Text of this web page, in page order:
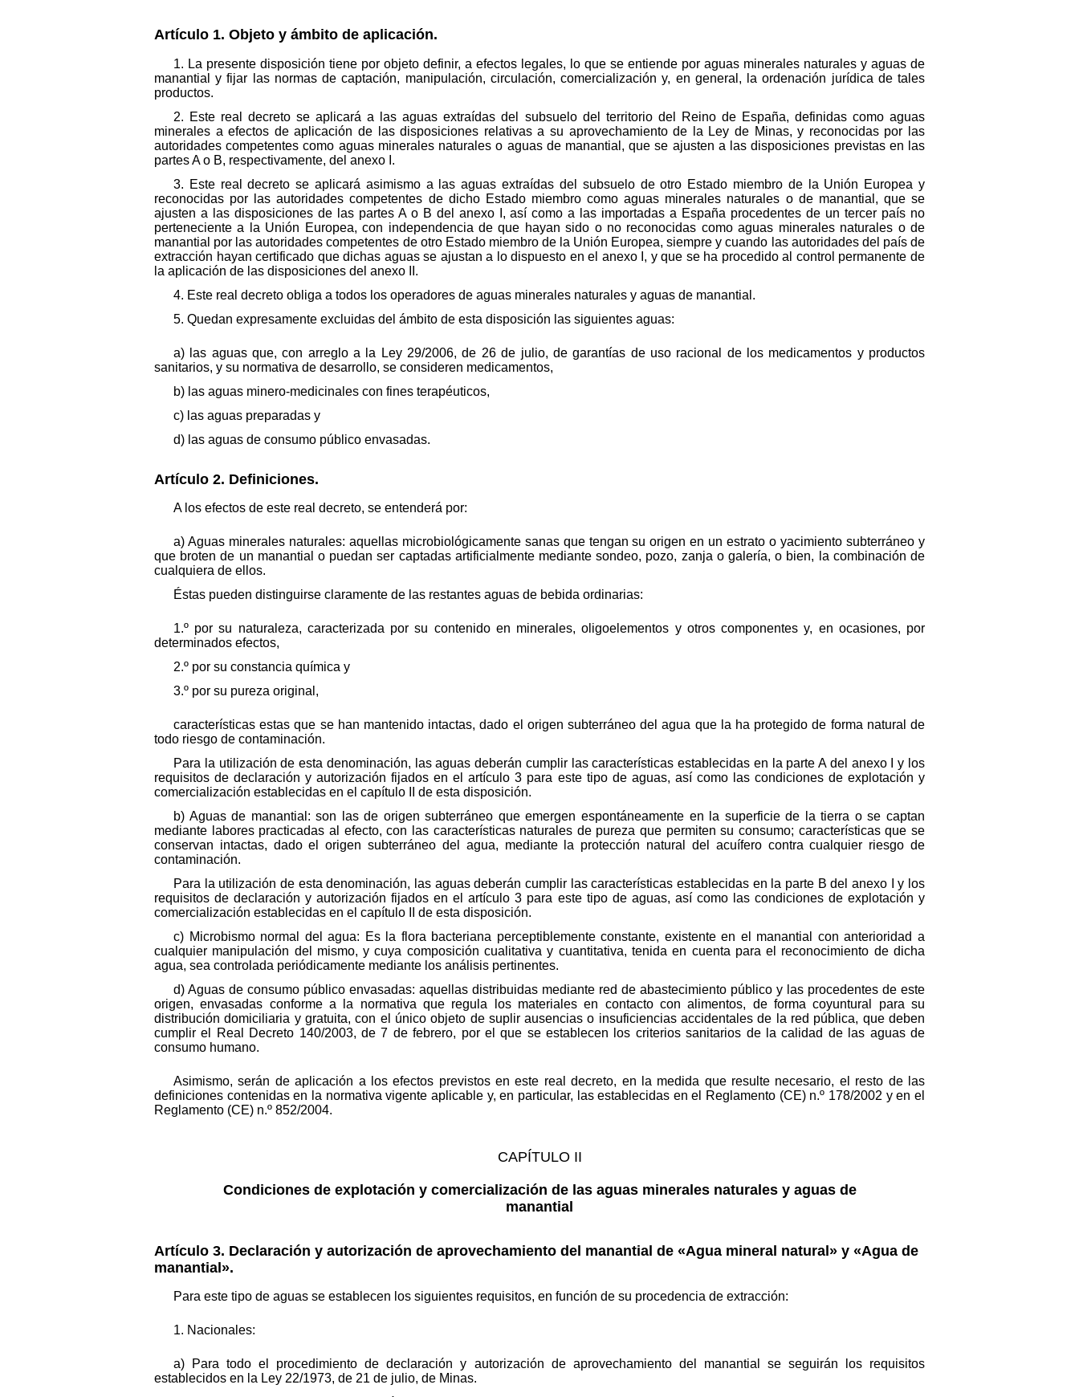
Artículo 1. Objeto y ámbito de aplicación.
1. La presente disposición tiene por objeto definir, a efectos legales, lo que se entiende por aguas minerales naturales y aguas de
manantial y fijar las normas de captación, manipulación, circulación, comercialización y, en general, la ordenación jurídica de tales
productos.
2. Este real decreto se aplicará a las aguas extraídas del subsuelo del territorio del Reino de España, definidas como aguas
minerales a efectos de aplicación de las disposiciones relativas a su aprovechamiento de la Ley de Minas, y reconocidas por las
autoridades competentes como aguas minerales naturales o aguas de manantial, que se ajusten a las disposiciones previstas en las
partes A o B, respectivamente, del anexo I.
3. Este real decreto se aplicará asimismo a las aguas extraídas del subsuelo de otro Estado miembro de la Unión Europea y
reconocidas por las autoridades competentes de dicho Estado miembro como aguas minerales naturales o de manantial, que se
ajusten a las disposiciones de las partes A o B del anexo I, así como a las importadas a España procedentes de un tercer país no
perteneciente a la Unión Europea, con independencia de que hayan sido o no reconocidas como aguas minerales naturales o de
manantial por las autoridades competentes de otro Estado miembro de la Unión Europea, siempre y cuando las autoridades del país de
extracción hayan certificado que dichas aguas se ajustan a lo dispuesto en el anexo I, y que se ha procedido al control permanente de
la aplicación de las disposiciones del anexo II.
4. Este real decreto obliga a todos los operadores de aguas minerales naturales y aguas de manantial.
5. Quedan expresamente excluidas del ámbito de esta disposición las siguientes aguas:
a) las aguas que, con arreglo a la Ley 29/2006, de 26 de julio, de garantías de uso racional de los medicamentos y productos
sanitarios, y su normativa de desarrollo, se consideren medicamentos,
b) las aguas minero-medicinales con fines terapéuticos,
c) las aguas preparadas y
d) las aguas de consumo público envasadas.
Artículo 2. Definiciones.
A los efectos de este real decreto, se entenderá por:
a) Aguas minerales naturales: aquellas microbiológicamente sanas que tengan su origen en un estrato o yacimiento subterráneo y
que broten de un manantial o puedan ser captadas artificialmente mediante sondeo, pozo, zanja o galería, o bien, la combinación de
cualquiera de ellos.
Éstas pueden distinguirse claramente de las restantes aguas de bebida ordinarias:
1.º por su naturaleza, caracterizada por su contenido en minerales, oligoelementos y otros componentes y, en ocasiones, por
determinados efectos,
2.º por su constancia química y
3.º por su pureza original,
características estas que se han mantenido intactas, dado el origen subterráneo del agua que la ha protegido de forma natural de
todo riesgo de contaminación.
Para la utilización de esta denominación, las aguas deberán cumplir las características establecidas en la parte A del anexo I y los
requisitos de declaración y autorización fijados en el artículo 3 para este tipo de aguas, así como las condiciones de explotación y
comercialización establecidas en el capítulo II de esta disposición.
b) Aguas de manantial: son las de origen subterráneo que emergen espontáneamente en la superficie de la tierra o se captan
mediante labores practicadas al efecto, con las características naturales de pureza que permiten su consumo; características que se
conservan intactas, dado el origen subterráneo del agua, mediante la protección natural del acuífero contra cualquier riesgo de
contaminación.
Para la utilización de esta denominación, las aguas deberán cumplir las características establecidas en la parte B del anexo I y los
requisitos de declaración y autorización fijados en el artículo 3 para este tipo de aguas, así como las condiciones de explotación y
comercialización establecidas en el capítulo II de esta disposición.
c) Microbismo normal del agua: Es la flora bacteriana perceptiblemente constante, existente en el manantial con anterioridad a
cualquier manipulación del mismo, y cuya composición cualitativa y cuantitativa, tenida en cuenta para el reconocimiento de dicha
agua, sea controlada periódicamente mediante los análisis pertinentes.
d) Aguas de consumo público envasadas: aquellas distribuidas mediante red de abastecimiento público y las procedentes de este
origen, envasadas conforme a la normativa que regula los materiales en contacto con alimentos, de forma coyuntural para su
distribución domiciliaria y gratuita, con el único objeto de suplir ausencias o insuficiencias accidentales de la red pública, que deben
cumplir el Real Decreto 140/2003, de 7 de febrero, por el que se establecen los criterios sanitarios de la calidad de las aguas de
consumo humano.
Asimismo, serán de aplicación a los efectos previstos en este real decreto, en la medida que resulte necesario, el resto de las
definiciones contenidas en la normativa vigente aplicable y, en particular, las establecidas en el Reglamento (CE) n.º 178/2002 y en el
Reglamento (CE) n.º 852/2004.
CAPÍTULO II
Condiciones de explotación y comercialización de las aguas minerales naturales y aguas de
manantial
Artículo 3. Declaración y autorización de aprovechamiento del manantial de «Agua mineral natural» y «Agua de
manantial».
Para este tipo de aguas se establecen los siguientes requisitos, en función de su procedencia de extracción:
1. Nacionales:
a) Para todo el procedimiento de declaración y autorización de aprovechamiento del manantial se seguirán los requisitos
establecidos en la Ley 22/1973, de 21 de julio, de Minas.